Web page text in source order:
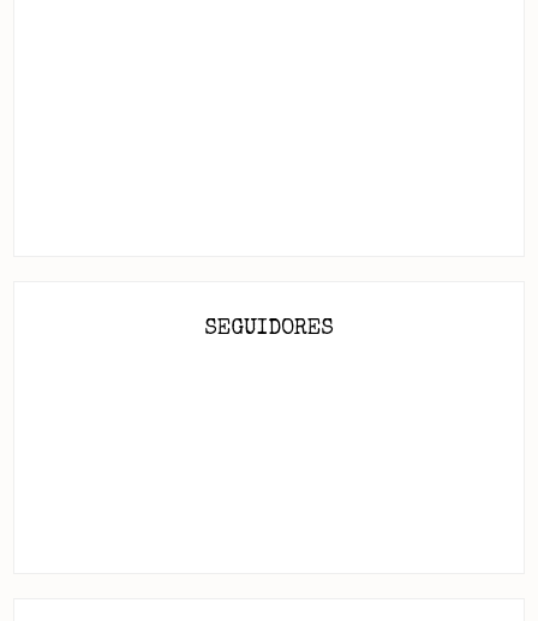
SEGUIDORES